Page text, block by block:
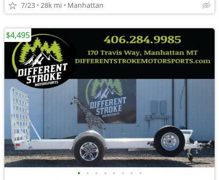
7/23 28k mi Manhattan
• • • • • • • •
$4,495